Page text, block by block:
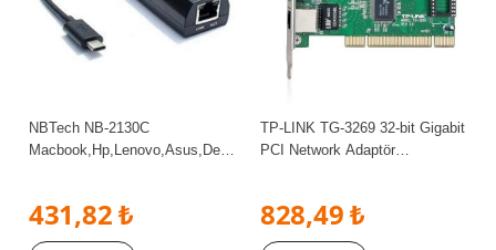
NBTech NB-2130C
Macbook,Hp,Lenovo,Asus,Dell
431,82 ₺
TP-LINK TG-3269 32-bit Gigabit
PCI Network Adaptör
828,49 ₺